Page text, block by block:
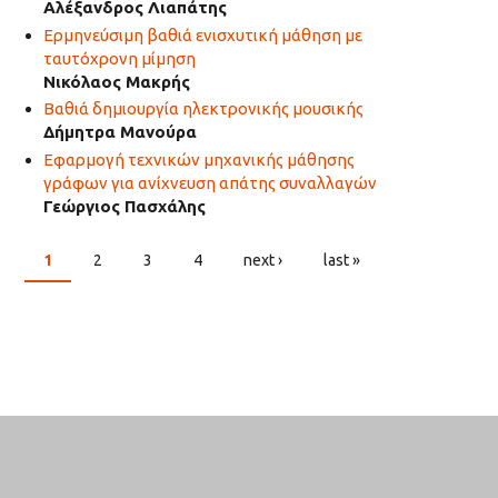
Αλέξανδρος Λιαπάτης
Ερμηνεύσιμη βαθιά ενισχυτική μάθηση με
ταυτόχρονη μίμηση
Νικόλαος Μακρής
Βαθιά δημιουργία ηλεκτρονικής μουσικής
Δήμητρα Μανούρα
Εφαρμογή τεχνικών μηχανικής μάθησης
γράφων για ανίχνευση απάτης συναλλαγών
Γεώργιος Πασχάλης
PAGES
1 2 3 4 next › last »